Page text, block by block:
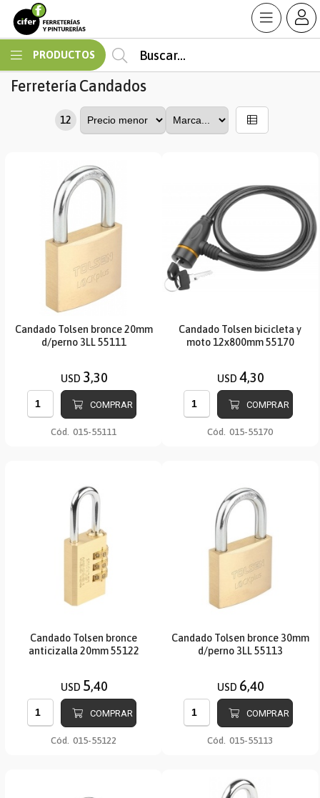
PRODUCTOS
Ferretería Candados
12
Candado Tolsen bronce 20mm
d/perno 3LL 55111
USD 3,30
COMPRAR
Cód. 015-55111
Candado Tolsen bicicleta y
moto 12x800mm 55170
USD 4,30
COMPRAR
Cód. 015-55170
Candado Tolsen bronce
anticizalla 20mm 55122
USD 5,40
COMPRAR
Cód. 015-55122
Candado Tolsen bronce 30mm
d/perno 3LL 55113
USD 6,40
COMPRAR
Cód. 015-55113